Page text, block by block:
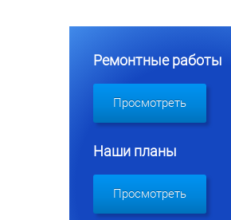
Ремонтные работы
Просмотреть
Наши планы
Просмотреть